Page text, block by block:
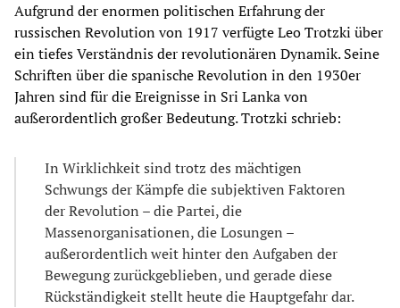
Aufgrund der enormen politischen Erfahrung der
russischen Revolution von 1917 verfügte Leo Trotzki über
ein tiefes Verständnis der revolutionären Dynamik. Seine
Schriften über die spanische Revolution in den 1930er
Jahren sind für die Ereignisse in Sri Lanka von
außerordentlich großer Bedeutung. Trotzki schrieb:
In Wirklichkeit sind trotz des mächtigen
Schwungs der Kämpfe die subjektiven Faktoren
der Revolution – die Partei, die
Massenorganisationen, die Losungen –
außerordentlich weit hinter den Aufgaben der
Bewegung zurückgeblieben, und gerade diese
Rückständigkeit stellt heute die Hauptgefahr dar.